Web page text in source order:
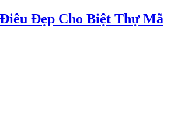
Đẹp Cho Biệt Thự Mã